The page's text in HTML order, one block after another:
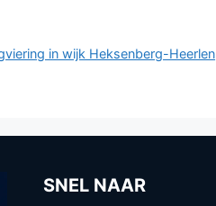
in wijk Heksenberg-Heerlen
SNEL NAAR